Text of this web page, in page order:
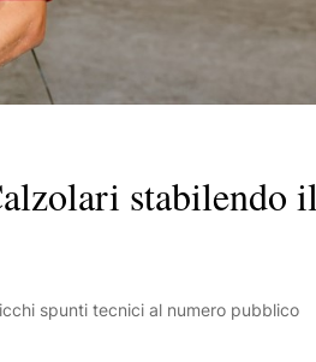
stabilendo il